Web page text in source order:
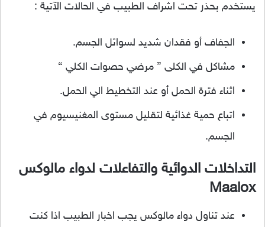
يستخدم بحذر تحت اشراف الطبيب في الحالات الآتية :
الجفاف أو فقدان شديد لسوائل الجسم.
مشاكل في الكلى ” مرضي حصوات الكلي “
اثناء فترة الحمل أو عند التخطيط الي الحمل.
اتباع حمية غذائية لتقليل مستوى المغنيسيوم في
الجسم.
التداخلات الدوائية والتفاعلات لدواء مالوكس
Maalox
عند تناول دواء مالوكس يجب اخبار الطبيب اذا كنت